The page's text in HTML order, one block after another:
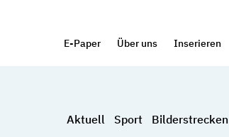
E-Paper Über uns Inserieren
Aktuell Sport Bilderstrecken